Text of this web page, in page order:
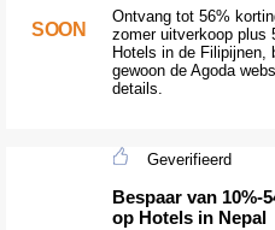
SOON
Ontvang tot 56%
zomer uitverkoop plus
Hotels in de Filipijnen,
gewoon de Agoda
details.
Geverifieerd
Bespaar van 10%-
op Hotels in Nepal